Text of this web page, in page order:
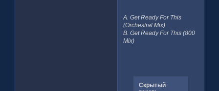
A. Get Ready For This
(Orchestral Mix)
B. Get Ready For This (800
Mix)
Скрытый